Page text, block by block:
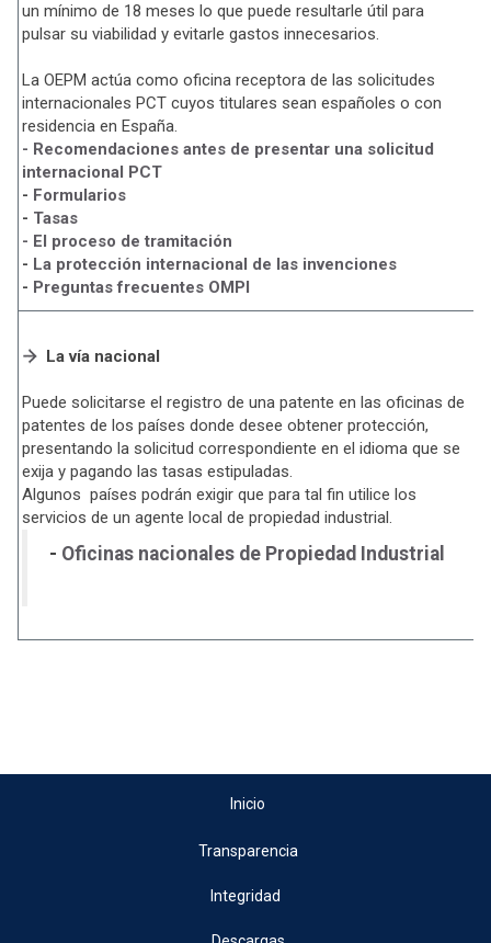
un mínimo de 18 meses lo que puede resultarle útil para
pulsar su viabilidad y evitarle gastos innecesarios.
La OEPM actúa como oficina receptora de las solicitudes
internacionales PCT cuyos titulares sean españoles o con
residencia en España.
- Recomendaciones antes de presentar una solicitud
internacional PCT
- Formularios
- Tasas
- El proceso de tramitación
- La protección internacional de las invenciones
- Preguntas frecuentes OMPI
La vía nacional
Puede solicitarse el registro de una patente en las oficinas de
patentes de los países donde desee obtener protección,
presentando la solicitud correspondiente en el idioma que se
exija y pagando las tasas estipuladas.
Algunos países podrán exigir que para tal fin utilice los
servicios de un agente local de propiedad industrial.
- Oficinas nacionales de Propiedad Industrial
Inicio
Transparencia
Integridad